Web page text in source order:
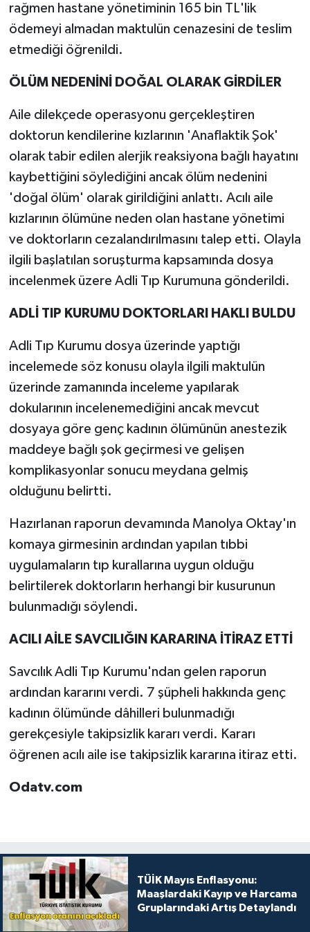
rağmen hastane yönetiminin 165 bin TL'lik
ödemeyi almadan maktulün cenazesini de teslim
etmediği öğrenildi.
ÖLÜM NEDENİNİ DOĞAL OLARAK GİRDİLER
Aile dilekçede operasyonu gerçekleştiren
doktorun kendilerine kızlarının 'Anaflaktik Şok'
olarak tabir edilen alerjik reaksiyona bağlı hayatını
kaybettiğini söylediğini ancak ölüm nedenini
'doğal ölüm' olarak girildiğini anlattı. Acılı aile
kızlarının ölümüne neden olan hastane yönetimi
ve doktorların cezalandırılmasını talep etti. Olayla
ilgili başlatılan soruşturma kapsamında dosya
incelenmek üzere Adli Tıp Kurumuna gönderildi.
ADLİ TIP KURUMU DOKTORLARI HAKLI BULDU
Adli Tıp Kurumu dosya üzerinde yaptığı
incelemede söz konusu olayla ilgili maktulün
üzerinde zamanında inceleme yapılarak
dokularının incelenemediğini ancak mevcut
dosyaya göre genç kadının ölümünün anestezik
maddeye bağlı şok geçirmesi ve gelişen
komplikasyonlar sonucu meydana gelmiş
olduğunu belirtti.
Hazırlanan raporun devamında Manolya Oktay'ın
komaya girmesinin ardından yapılan tıbbi
uygulamaların tıp kurallarına uygun olduğu
belirtilerek doktorların herhangi bir kusurunun
bulunmadığı söylendi.
ACILI AİLE SAVCILIĞIN KARARINA İTİRAZ ETTİ
Savcılık Adli Tıp Kurumu'ndan gelen raporun
ardından kararını verdi. 7 şüpheli hakkında genç
kadının ölümünde dâhilleri bulunmadığı
gerekçesiyle takipsizlik kararı verdi. Kararı
öğrenen acılı aile ise takipsizlik kararına itiraz etti.
Odatv.com
TÜİK Mayıs Enflasyonu:
Maaşlardaki Kayıp ve Harcama
Gruplarındaki Artış Detaylandı